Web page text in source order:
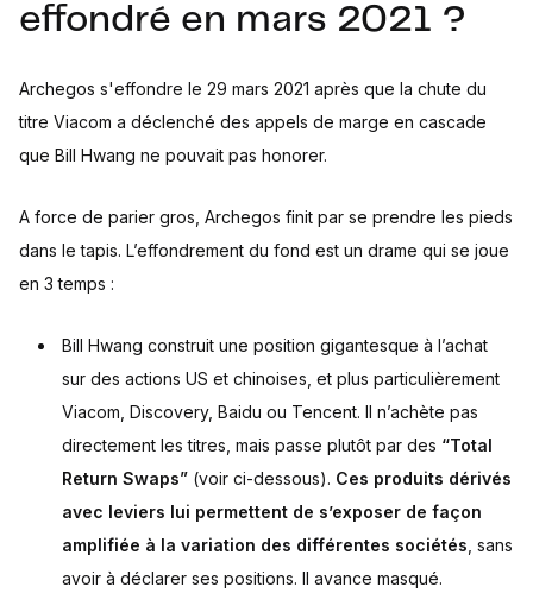
effondré en mars 2021 ?
Archegos s'effondre le 29 mars 2021 après que la chute du
titre Viacom a déclenché des appels de marge en cascade
que Bill Hwang ne pouvait pas honorer.
A force de parier gros, Archegos finit par se prendre les pieds
dans le tapis. L’effondrement du fond est un drame qui se joue
en 3 temps :
Bill Hwang construit une position gigantesque à l’achat
sur des actions US et chinoises, et plus particulièrement
Viacom, Discovery, Baidu ou Tencent. Il n’achète pas
directement les titres, mais passe plutôt par des “Total
Return Swaps” (voir ci-dessous). Ces produits dérivés
avec leviers lui permettent de s’exposer de façon
amplifiée à la variation des différentes sociétés , sans
avoir à déclarer ses positions. Il avance masqué.